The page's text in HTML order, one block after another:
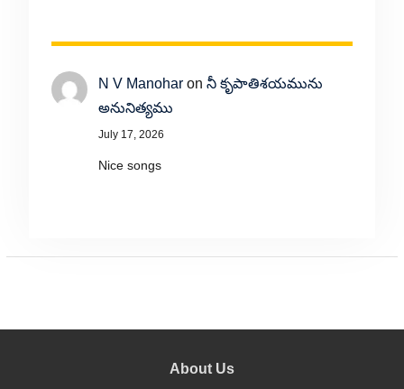
N V Manoharon నీ కృపాతిశయమును
అనునిత్యము
July 17, 2026
Nice songs
About Us